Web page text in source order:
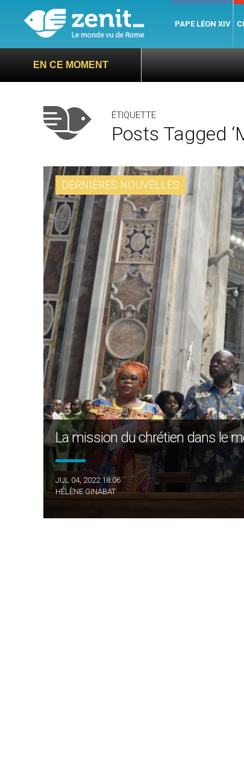
PAPE LÉON XIV
EN CE MOMENT
ÉTIQUETTE
Posts Tagged
DERNIÈRES NOUVELLES
La mission du chrétien dans le
JUL 04, 2022 18:06
HÉLÈNE GINABAT